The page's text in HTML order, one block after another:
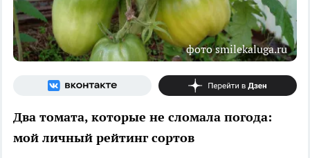
фото smilekaluga.ru
Два томата, которые не сломала погода:
мой личный рейтинг сортов